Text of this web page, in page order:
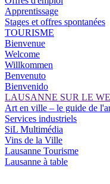
Apprentissage
Stages et offres spontanées
TOURISME
Bienvenue
Welcome
Willkommen
Benvenuto
Bienvenido
LAUSANNE SUR LE
Art en ville – le guide de
Services industriels
SiL Multimédia
Vins de la Ville
Lausanne Tourisme
Lausanne à table